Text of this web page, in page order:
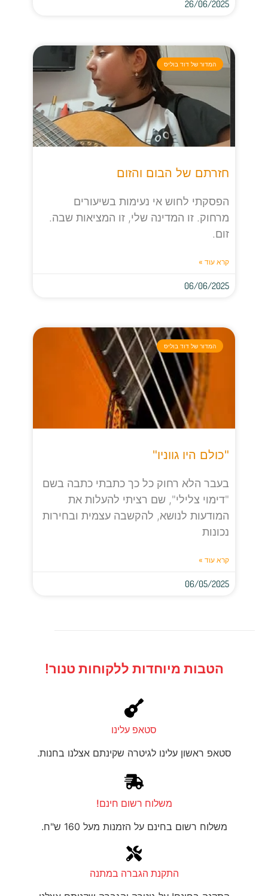
26/06/2025
המדור של דוד בוליס
חזרתם של הבום והזום
הפסקתי לחוש אי נעימות בשיעורים
מרחוק. זו המדינה שלי, זו המציאות שבה.
זום.
קרא עוד »
06/06/2025
המדור של דוד בוליס
"כולם היו גווניו"
בעבר הלא רחוק כל כך כתבתי כתבה בשם
"דימוי צלילי", שם רציתי להעלות את
המודעות לנושא, להקשבה עצמית ובחירות
נכונות
קרא עוד »
06/05/2025
הטבות מיוחדות ללקוחות טנור!
סטאפ עלינו
סטאפ ראשון עלינו לגיטרה שקינתם אצלנו בחנות.
משלוח רשום חינם!
משלוח רשום בחינם על הזמנות מעל 160 ש"ח.
התקנת הגברה במתנה